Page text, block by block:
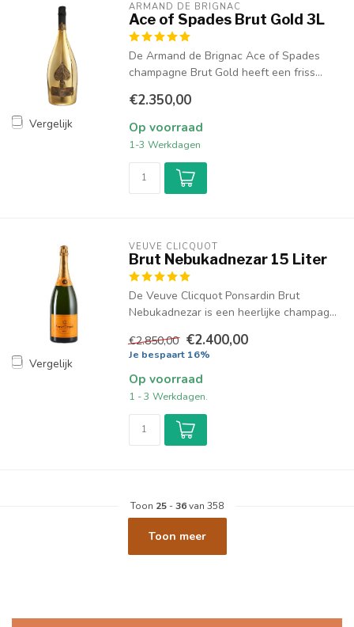
Vergelijk
ARMAND DE BRIGNAC
Ace of Spades Brut Gold 3L
De Armand de Brignac Ace of Spades
champagne Brut Gold heeft een friss...
€2.350,00
Op voorraad
1-3 Werkdagen
Vergelijk
VEUVE CLICQUOT
Brut Nebukadnezar 15 Liter
De Veuve Clicquot Ponsardin Brut
Nebukadnezar is een heerlijke champag...
€2.850,00 €2.400,00
Je bespaart 16%
Op voorraad
1 - 3 Werkdagen.
Toon 25 -36van 358
Toon meer